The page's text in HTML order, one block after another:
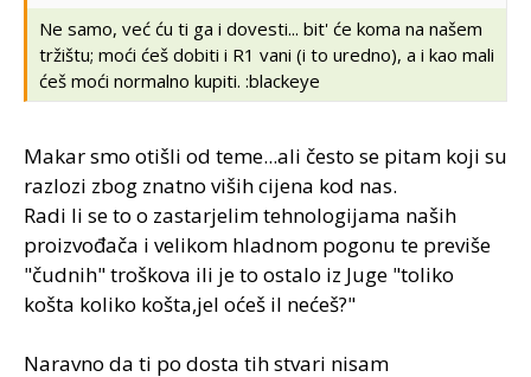
Ne samo, već ću ti ga i dovesti... bit' će koma na našem
tržištu; moći ćeš dobiti i R1 vani (i to uredno), a i kao mali
ćeš moći normalno kupiti. :blackeye
Makar smo otišli od teme...ali često se pitam koji su
razlozi zbog znatno viših cijena kod nas.
Radi li se to o zastarjelim tehnologijama naših
proizvođača i velikom hladnom pogonu te previše
"čudnih" troškova ili je to ostalo iz Juge "toliko
košta koliko košta,jel oćeš il nećeš?"
Naravno da ti po dosta tih stvari nisam